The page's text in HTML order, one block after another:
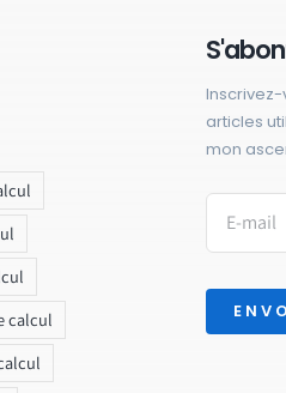
calcul
articles
mon